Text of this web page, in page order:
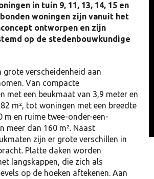
in tuin 9, 11, 13, 14, 15 en
woningen zijn vanuit het
ontworpen en zijn
op de stedenbouwkundige
grote verscheidenheid aan
Van compacte
met een beukmaat van 3,9 meter en
m², tot woningen met een breedte
m en ruime twee-onder-een-
meer dan 160 m². Naast
zijn er grote verschillen in
Platte daken worden
langskappen, die zich als
op de hoeken aftekenen. Aan